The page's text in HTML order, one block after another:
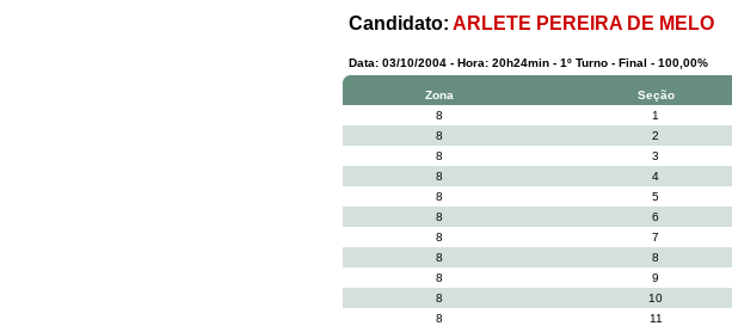
Candidato: ARLETE PEREIRA DE MELO
Data: 03/10/2004 - Hora: 20h24min - 1º Turno - Final - 100,00%
Zona Seção
8
1
8
2
8
3
8
4
8
5
8
6
8
7
8
8
8
9
8
10
8
11